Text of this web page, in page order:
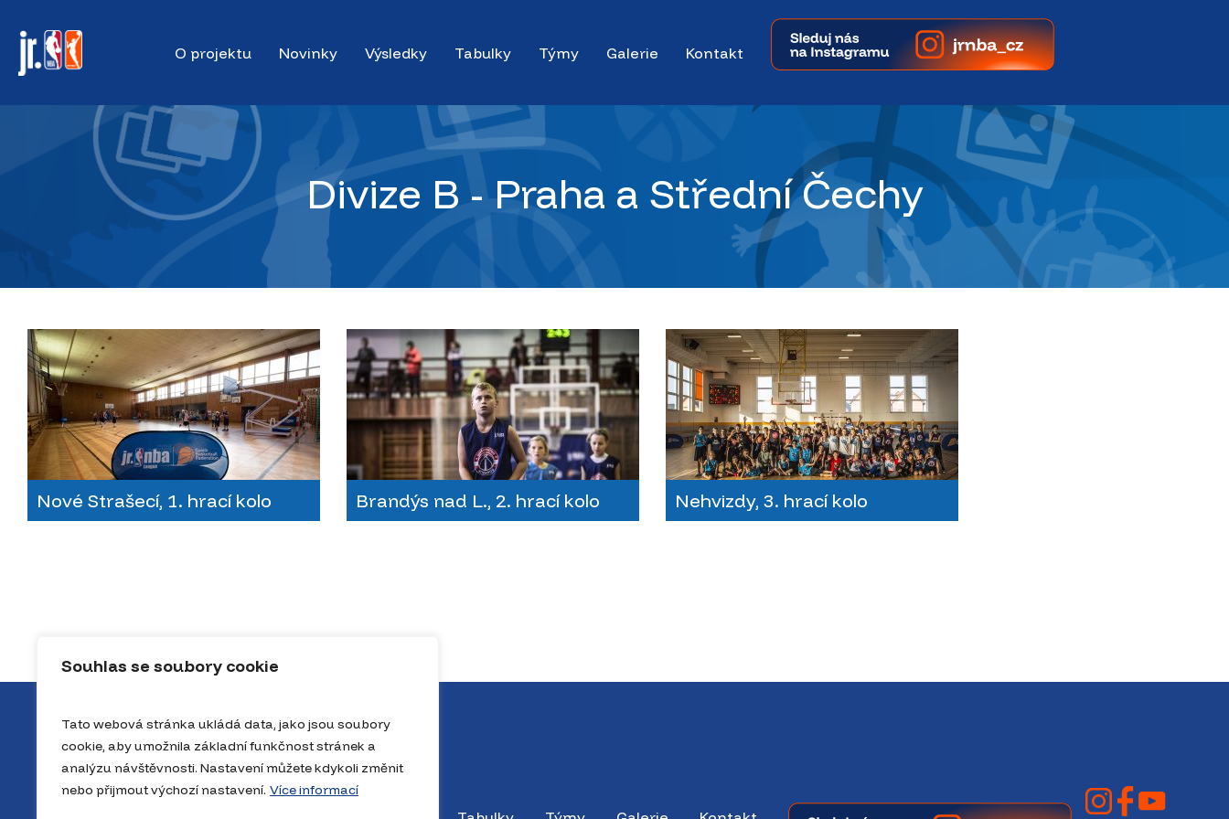
Souhlas se soubory cookie
Tato webová stránka ukládá data, jako jsou soubory
cookie, aby umožnila základní funkčnost stránek a
analýzu návštěvnosti. Nastavení můžete kdykoli změnit
nebo přijmout výchozí nastavení. Více informací
main
O projektu Novinky Výsledky Tabulky Týmy Galerie Kontakt
Divize B - Praha a Střední Čechy
Nové Strašecí, 1. hrací kolo Brandýs nad L., 2. hrací kolo Nehvizdy, 3. hrací kolo